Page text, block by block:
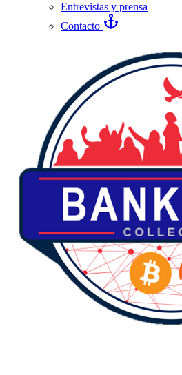
Entrevistas y prensa
Contacto